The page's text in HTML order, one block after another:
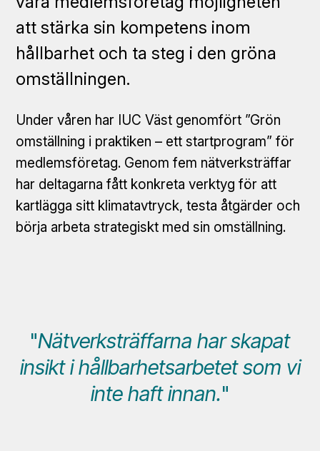
att stärka sin kompetens inom
hållbarhet och ta steg i den gröna
omställningen.
Under våren har IUC Väst genomfört ”Grön
omställning i praktiken – ett startprogram” för
medlemsföretag. Genom fem nätverksträffar
har deltagarna fått konkreta verktyg för att
kartlägga sitt klimatavtryck, testa åtgärder och
börja arbeta strategiskt med sin omställning.
"Nätverksträffarna har skapat
insikt i hållbarhetsarbetet som vi
inte haft innan."